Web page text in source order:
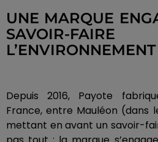
UNE MARQUE
SAVOIR-
L’ENVIRONNEMENT
Depuis 2016, Payote
France, entre Mauléon (dans
mettant en avant un savoir-